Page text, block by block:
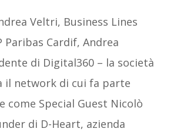
Veltri, Business Lines
Paribas Cardif, Andrea
di Digital360 – la società
il network di cui fa parte
come Special Guest Nicolò
di D-Heart, azienda